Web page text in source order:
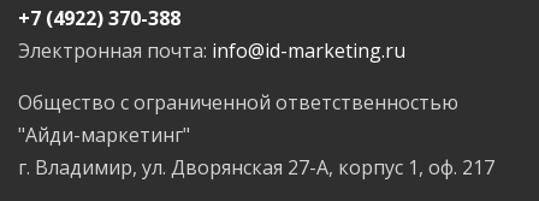
+7 (4922) 370-388
Электронная почта: info@id-marketing.ru
Общество с ограниченной ответственностью
"Айди-маркетинг"
г. Владимир, ул. Дворянская 27-А, корпус 1, оф. 217